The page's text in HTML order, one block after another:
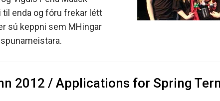
til enda og fóru frekar létt
sú keppni sem MHingar
2012 / Applications for Spring